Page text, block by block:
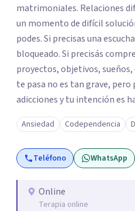
matrimoniales. Relaciones
un momento de difícil
podes. Si precisas una
bloqueado. Si precisás
proyectos, objetivos, sueños,
te pasa no es tan grave, pero
adicciones y tu intención es
pasando. No dudes en comunicarte a fin de comenzar a
resolver la situación que está
Ansiedad Codependencia
Teléfono WhatsApp
Online
Terapia online